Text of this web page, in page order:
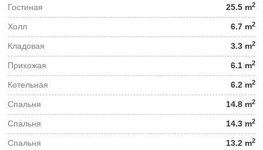
Гостиная 25.5 m2
Холл 6.7 m2
Кладовая 3.3 m2
Прихожая 6.1 m2
Котельная 6.2 m2
Спальня 14.8 m2
Спальня 14.3 m2
Спальня 13.2 m2